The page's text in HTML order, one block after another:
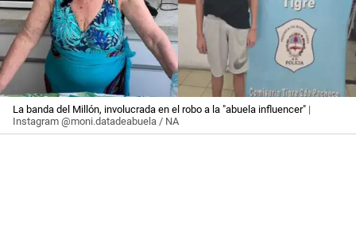
La banda del Millón, involucrada en el robo a la "abuela influencer" |
Instagram @moni.datadeabuela / NA